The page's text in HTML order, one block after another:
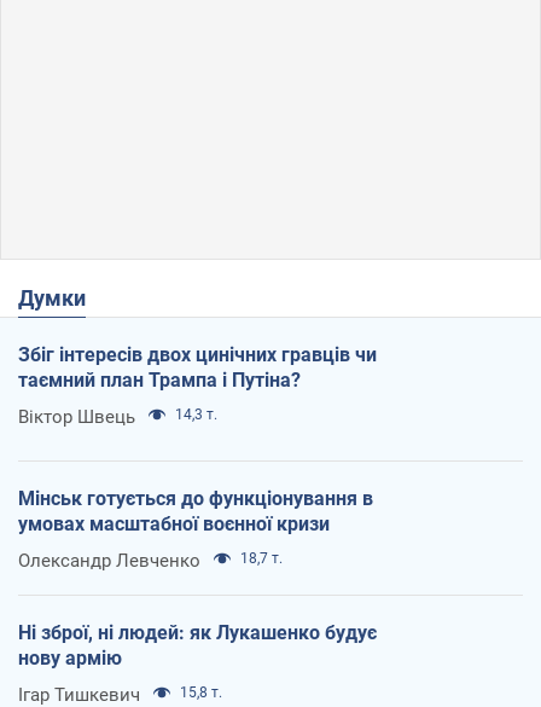
Думки
Збіг інтересів двох цинічних гравців чи
таємний план Трампа і Путіна?
Віктор Швець 14,3 т.
Мінськ готується до функціонування в
умовах масштабної воєнної кризи
Олександр Левченко 18,7 т.
Ні зброї, ні людей: як Лукашенко будує
нову армію
Ігар Тишкевич 15,8 т.